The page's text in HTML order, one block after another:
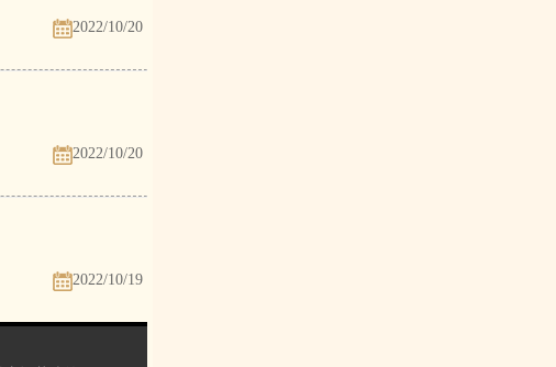
2022/10/20
2022/10/20
2022/10/19